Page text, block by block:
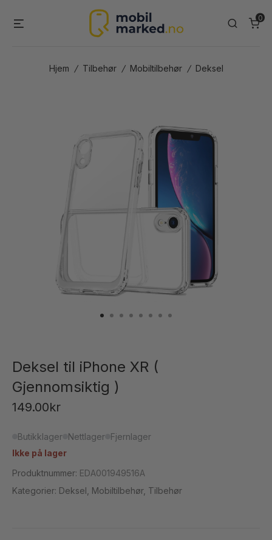
Search
0
Hjem / Tilbehør / Mobiltilbehør / Deksel
Deksel til iPhone XR (
Gjennomsiktig )
149.00kr
Butikklager Nettlager Fjernlager
Ikke på lager
Produktnummer: EDA001949516A
Kategorier: Deksel Mobiltilbehør, Tilbehør